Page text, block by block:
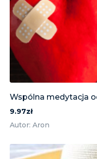
Wspólna medytacja
9.97zł
Autor: Aron